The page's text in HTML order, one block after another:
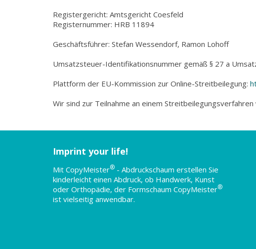
Registergericht: Amtsgericht Coesfeld
Registernummer: HRB 11894
Geschäftsführer: Stefan Wessendorf, Ramon Lohoff
Umsatzsteuer-Identifikationsnummer gemäß § 27 a
Plattform der EU-Kommission zur Online-Streitbeilegung:
Wir sind zur Teilnahme an einem
Imprint your life!
Mit CopyMeister® - Abdruckschaum erstellen Sie
kinderleicht einen Abdruck, ob Handwerk, Kunst
oder Orthopädie, der Formschaum CopyMeister®
ist vielseitig anwendbar.